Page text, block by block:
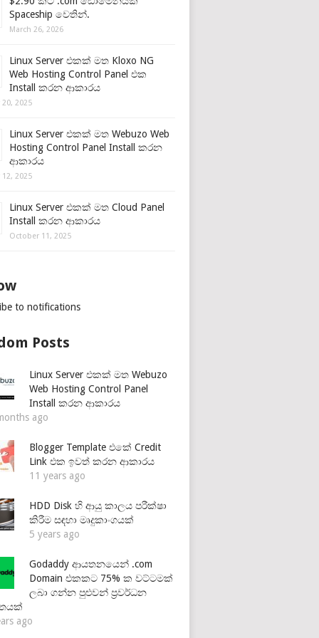
Spaceship වෙතින්.
March 26, 2026
Linux Server එකක් මත Kloxo NG
Web Hosting Control Panel එක
Install කරන ආකාරය
2025
Linux Server එකක් මත Webuzo Web
Hosting Control Panel Install කරන
ආකාරය
2025
Linux Server එකක් මත Cloud Panel
Install කරන ආකාරය
October 11, 2025
to notifications
Posts
Linux Server එකක් මත Webuzo
Web Hosting Control Panel
Install කරන ආකාරය
ago
Blogger Template එකේ Credit
Link එක ඉවත් කරන ආකාරය
11 years ago
HDD Disk හි ආයු කාලය පරීක්ෂා
කිරීම සඳහා මෘදුකාංගයක්
5 years ago
Godaddy ආයතනයෙන් .com
Domain එකකට 75% ක වට්ටමක්
ලබා ගන්න පුළුවන් ප්‍රවර්ධන
ago